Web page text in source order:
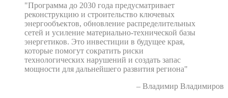
"Программа до 2030 года предусматривает
реконструкцию и строительство ключевых
энергообъектов, обновление распределительных
сетей и усиление материально-технической базы
энергетиков. Это инвестиции в будущее края,
которые помогут сократить риски
технологических нарушений и создать запас
мощности для дальнейшего развития региона"
– Владимир Владимиров